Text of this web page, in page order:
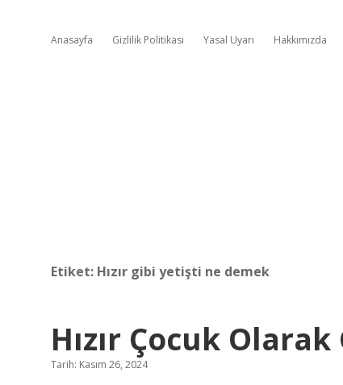
Anasayfa Gizlilik Politikası Yasal Uyarı Hakkımızda
Etiket: Hızır gibi yetişti ne demek
Hızır Çocuk
Tarih: Kasım 26, 2024